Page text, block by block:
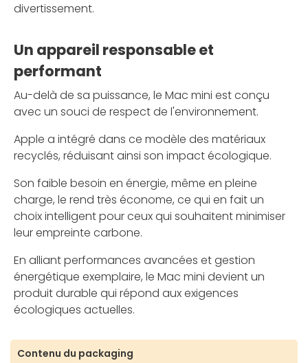
divertissement.
Un appareil responsable et
performant
Au-delà de sa puissance, le Mac mini est conçu
avec un souci de respect de l'environnement.
Apple a intégré dans ce modèle des matériaux
recyclés, réduisant ainsi son impact écologique.
Son faible besoin en énergie, même en pleine
charge, le rend très économe, ce qui en fait un
choix intelligent pour ceux qui souhaitent minimiser
leur empreinte carbone.
En alliant performances avancées et gestion
énergétique exemplaire, le Mac mini devient un
produit durable qui répond aux exigences
écologiques actuelles.
Contenu du packaging